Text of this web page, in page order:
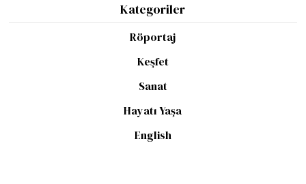
Kategoriler
Röportaj
Keşfet
Sanat
Hayatı Yaşa
English